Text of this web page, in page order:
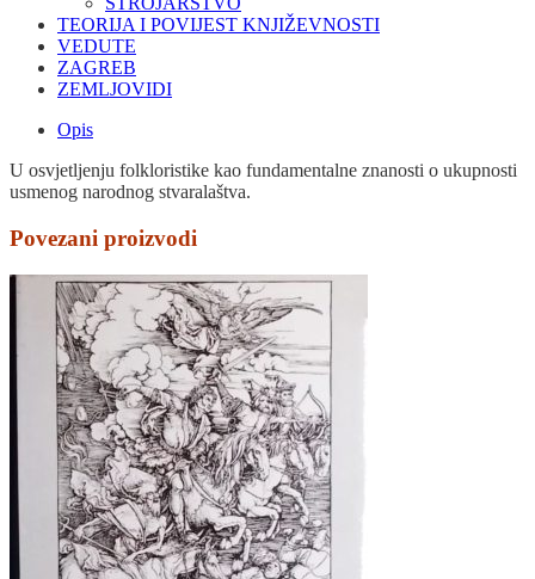
TEORIJA I POVIJEST KNJIŽEVNOSTI
VEDUTE
ZAGREB
ZEMLJOVIDI
Opis
U osvjetljenju folkloristike kao fundamentalne znanosti o ukupnosti
usmenog narodnog stvaralaštva.
Povezani proizvodi